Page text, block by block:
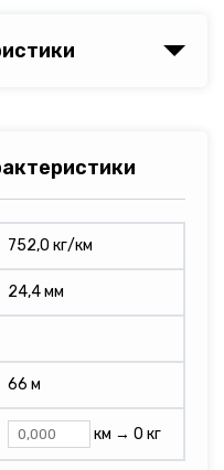
752,0 кг/км
24,4 мм
66 м
км → 0 кг